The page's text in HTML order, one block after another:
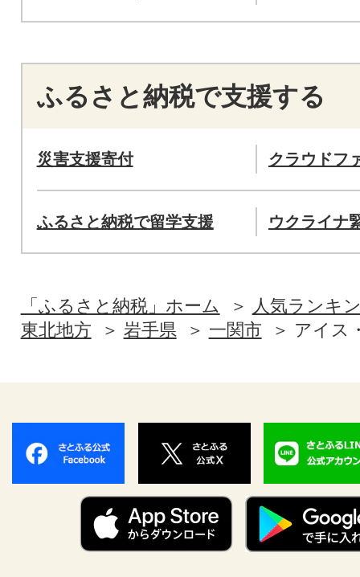
ふるさと納税で支援する
災害支援寄付 クラウドフ
ふるさと納税で留学支援 ウクライナ
「ふるさと納税」ホーム
人気ランキ
東北地方
岩手県 一関市 アイス